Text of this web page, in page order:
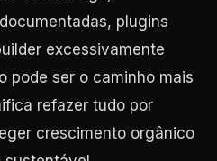
plugins
excessivamente
pode ser o caminho mais
refazer tudo por
crescimento orgânico